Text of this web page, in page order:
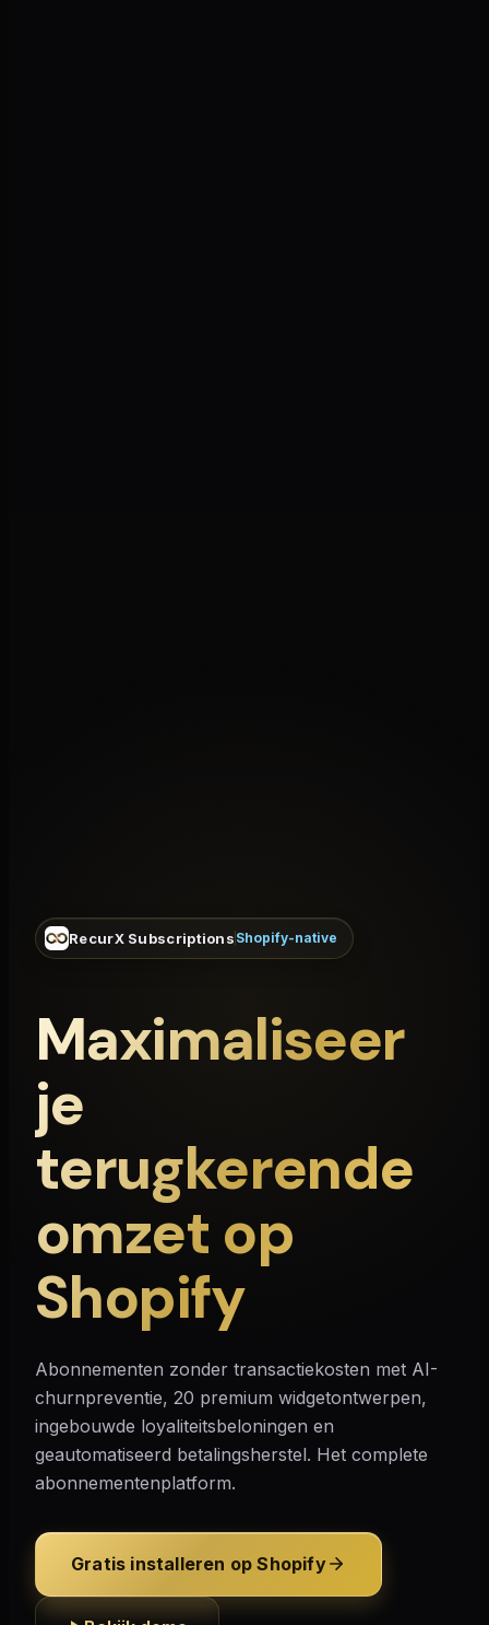
RecurX Subscriptions Shopify-native
Maximaliseer
je
terugkerende
omzet op
Shopify
Abonnementen zonder transactiekosten met AI-
churnpreventie, 20 premium widgetontwerpen,
ingebouwde loyaliteitsbeloningen en
geautomatiseerd betalingsherstel. Het complete
abonnementenplatform.
Gratis installeren op Shopify